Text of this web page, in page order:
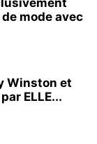
mode avec
Winston et
ELLE...